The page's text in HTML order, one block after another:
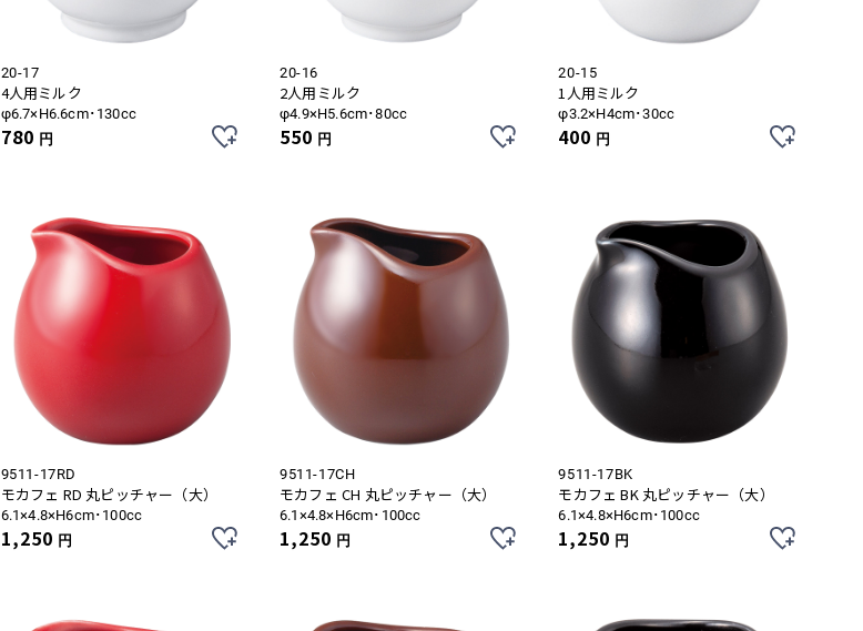
20-17
4人用ミルク
φ6.7×H6.6cm･130cc
780 円
20-16
2人用ミルク
φ4.9×H5.6cm･80cc
550 円
20-15
1人用ミルク
φ3.2×H4cm･30cc
400 円
9511-17RD
モカフェ RD 丸ピッチャー（大）
6.1×4.8×H6cm･100cc
1,250 円
9511-17CH
モカフェ CH 丸ピッチャー（大）
6.1×4.8×H6cm･100cc
1,250 円
9511-17BK
モカフェ BK 丸ピッチャー（大）
6.1×4.8×H6cm･100cc
1,250 円